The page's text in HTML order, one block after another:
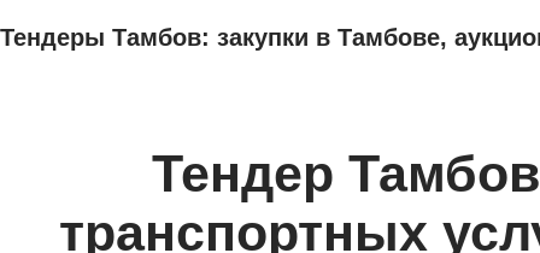
Тендеры Тамбов: закупки в Тамбове,
Тендер
транспортных